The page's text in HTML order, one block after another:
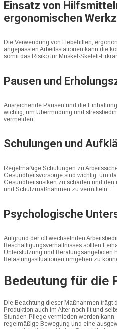
Einsatz von
ergonomischen
Die Verwendung von Hebehilfen,
angepassten Arbeitsstationen kann die
somit das Risiko für Muskel-Skelett-
Pausen und
Ausreichende Pausen und die
wichtig, um Übermüdung und
vermeiden.
Schulungen und
Regelmäßige Schulungen zu
Gesundheitsvorsorge sind wichtig, um
Gesundheitsrisiken zu schärfen und den
und Schutzmaßnahmen zu vermitteln.
Psychologische
Aufgrund der oft wechselnden
Beschäftigungsverhältnisses sollten
Unterstützung und Beratungsangeboten
Belastungssituationen umgehen zu
Bedeutung für die
Die Beachtung dieser Maßnahmen trägt
Produktion auch im Alter noch fit und
Stunden-Pflege vermieden werden
regelmäßige Bewegung und eine